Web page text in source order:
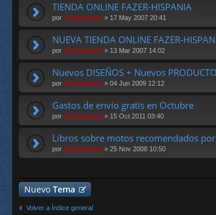
TIENDA ONLINE FAZER-HISPANIA
por Güesmaster » 17 May 2007 20:41
NUEVA TIENDA ONLINE FAZER-
por Güesmaster » 13 Mar 2007 14:02
Nuevos DISEÑOS + Nuevos
por Güesmaster » 04 Jun 2009 12:12
Gastos de envío gratis en Octubre
por Güesmaster » 15 Oct 2011 03:40
Libros sobre motos recomendados
por Güesmaster » 25 Nov 2008 10:50
Nuevo Tema
Volver a Índice general